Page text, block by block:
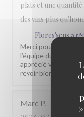
plats et une quantité
des vins plus
Flores'sensa
Merci pour votre
l’équipe du
apprécié votre
revoir bientôt pour
Marc P